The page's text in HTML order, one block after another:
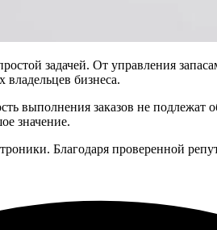
задачей. От управления
бизнеса.
выполнения заказов не
значение.
Благодаря проверенной